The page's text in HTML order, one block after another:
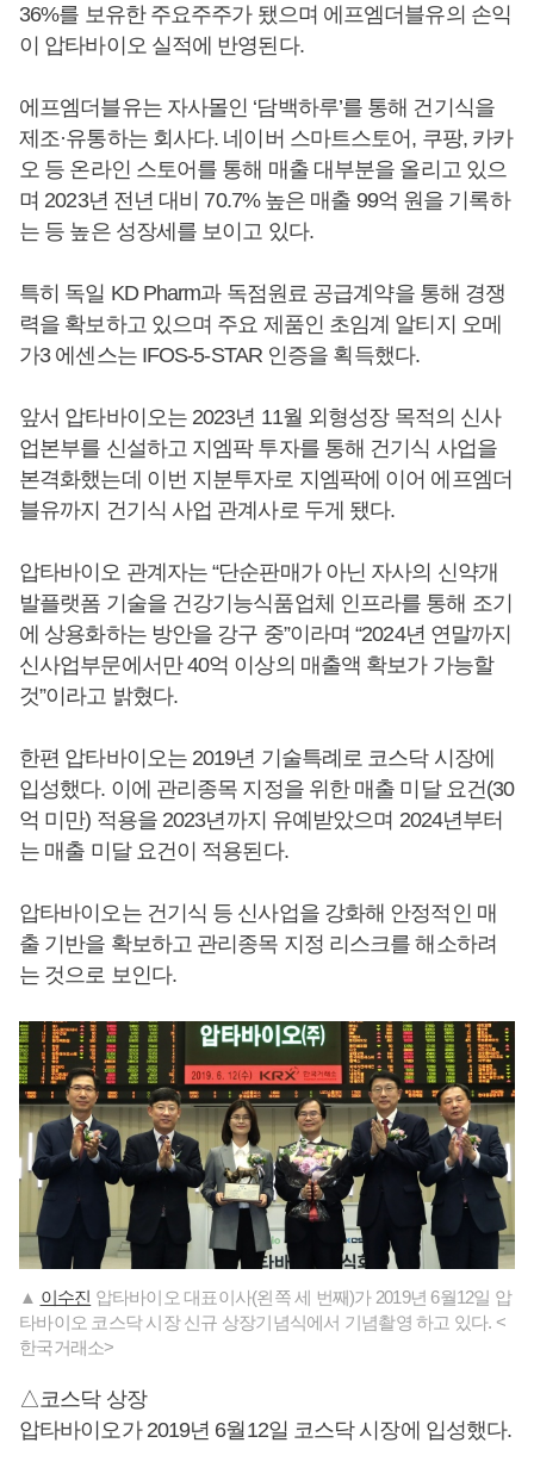
36%를 보유한 주요주주가 됐으며 에프엠더블유의 손익
이 압타바이오 실적에 반영된다.
에프엠더블유는 자사몰인 ‘담백하루’를 통해 건기식을
제조·유통하는 회사다. 네이버 스마트스토어, 쿠팡, 카카
오 등 온라인 스토어를 통해 매출 대부분을 올리고 있으
며 2023년 전년 대비 70.7% 높은 매출 99억 원을 기록하
는 등 높은 성장세를 보이고 있다.
특히 독일 KD Pharm과 독점원료 공급계약을 통해 경쟁
력을 확보하고 있으며 주요 제품인 초임계 알티지 오메
가3 에센스는 IFOS-5-STAR 인증을 획득했다.
앞서 압타바이오는 2023년 11월 외형성장 목적의 신사
업본부를 신설하고 지엠팍 투자를 통해 건기식 사업을
본격화했는데 이번 지분투자로 지엠팍에 이어 에프엠더
블유까지 건기식 사업 관계사로 두게 됐다.
압타바이오 관계자는 “단순판매가 아닌 자사의 신약개
발플랫폼 기술을 건강기능식품업체 인프라를 통해 조기
에 상용화하는 방안을 강구 중”이라며 “2024년 연말까지
신사업부문에서만 40억 이상의 매출액 확보가 가능할
것”이라고 밝혔다.
한편 압타바이오는 2019년 기술특례로 코스닥 시장에
입성했다. 이에 관리종목 지정을 위한 매출 미달 요건(30
억 미만) 적용을 2023년까지 유예받았으며 2024년부터
는 매출 미달 요건이 적용된다.
압타바이오는 건기식 등 신사업을 강화해 안정적인 매
출 기반을 확보하고 관리종목 지정 리스크를 해소하려
는 것으로 보인다.
▲ 이수진 압타바이오 대표이사(왼쪽 세 번째)가 2019년 6월12일 압
타바이오 코스닥 시장 신규 상장기념식에서 기념촬영 하고 있다. <
한국거래소>
△코스닥 상장
압타바이오가 2019년 6월12일 코스닥 시장에 입성했다.